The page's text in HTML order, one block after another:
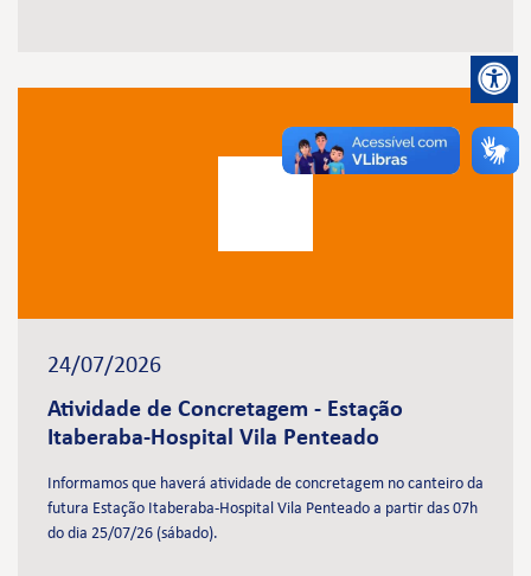
24/07/2026
Atividade de Concretagem - Estação
Itaberaba-Hospital Vila Penteado
Informamos que haverá atividade de concretagem no canteiro da
futura Estação Itaberaba-Hospital Vila Penteado a partir das 07h
do dia 25/07/26 (sábado).